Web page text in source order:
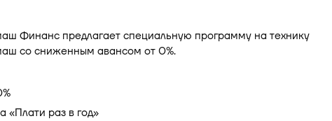
Финанс предлагает специальную программу на технику
со сниженным авансом от 0%.
«Плати раз в год»